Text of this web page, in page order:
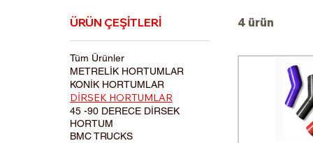
ÜRÜN ÇEŞİTLERİ
Tüm Ürünler
METRELİK HORTUMLAR
KONİK HORTUMLAR
DİRSEK HORTUMLAR
45 -90 DERECE DİRSEK
HORTUM
BMC TRUCKS
4 ürün